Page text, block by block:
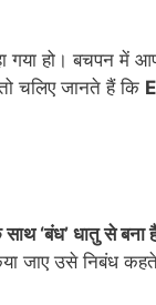
बचपन में आपने
चलिए जानते हैं कि
साथ ‘बंध’ धातु से बना
जाए उसे निबंध